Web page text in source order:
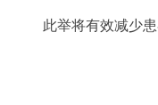
此举将有效减少